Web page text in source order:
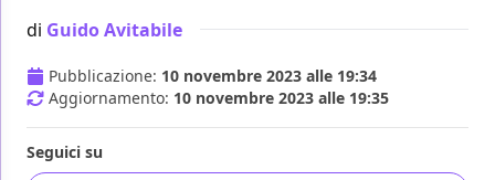
di Guido Avitabile
Pubblicazione: 10 novembre 2023 alle 19:34
Aggiornamento: 10 novembre 2023 alle 19:35
Seguici su